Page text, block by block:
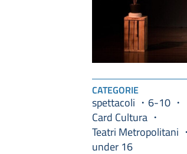
CATEGORIE
spettacoli
6-10
Card Cultura
Teatri Metropolitani
under 16